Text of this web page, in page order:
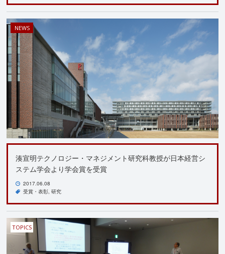
NEWS
湊宣明テクノロジー・マネジメント研究科教授が日本経営シ
ステム学会より学会賞を受賞
2017.06.08
受賞・表彰 研究
TOPICS